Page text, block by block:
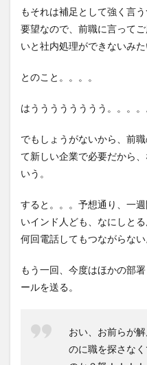
もそれは補足として強く言
要望なので、前職に言って
いと社内処理ができないみた
とのこと。。。。
はうううううううう。。。。
でもしょうがないから、前
て新しい企業で必要だから
いう。
すると。。。予想通り、一
いインド人ども、なにしと
何回電話してもつながらない
もう一回、今度はほかの部
ールを送る。
おい、お前らが
のに職を探さな